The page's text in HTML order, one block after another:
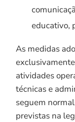
educativo,
As medidas
atividades
técnicas e
seguem
previstas na